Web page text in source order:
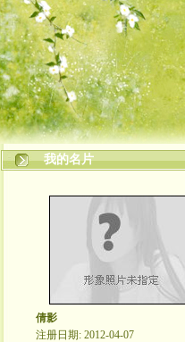
我的名片
倩影
注册日期: 2012-04-07